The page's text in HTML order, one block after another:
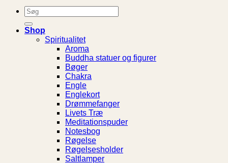
Søg
efter:
Shop
Spiritualitet
Aroma
Buddha statuer og figurer
Bøger
Chakra
Engle
Englekort
Drømmefanger
Livets Træ
Meditationspuder
Notesbog
Røgelse
Røgelsesholder
Saltlamper